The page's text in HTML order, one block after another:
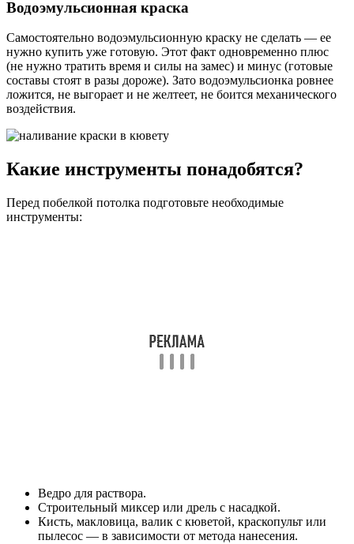
Водоэмульсионная краска
Самостоятельно водоэмульсионную краску не сделать — ее
нужно купить уже готовую. Этот факт одновременно плюс
(не нужно тратить время и силы на замес) и минус (готовые
составы стоят в разы дороже). Зато водоэмульсионка ровнее
ложится, не выгорает и не желтеет, не боится механического
воздействия.
Какие инструменты понадобятся?
Перед побелкой потолка подготовьте необходимые
инструменты:
Ведро для раствора.
Строительный миксер или дрель с насадкой.
Кисть, макловица, валик с кюветой, краскопульт или
пылесос — в зависимости от метода нанесения.